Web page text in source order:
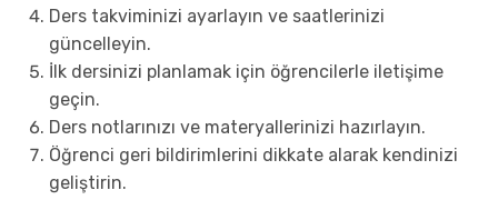
Ders takviminizi ayarlayın ve saatlerinizi
güncelleyin.
İlk dersinizi planlamak için öğrencilerle iletişime
geçin.
Ders notlarınızı ve materyallerinizi hazırlayın.
Öğrenci geri bildirimlerini dikkate alarak kendinizi
geliştirin.